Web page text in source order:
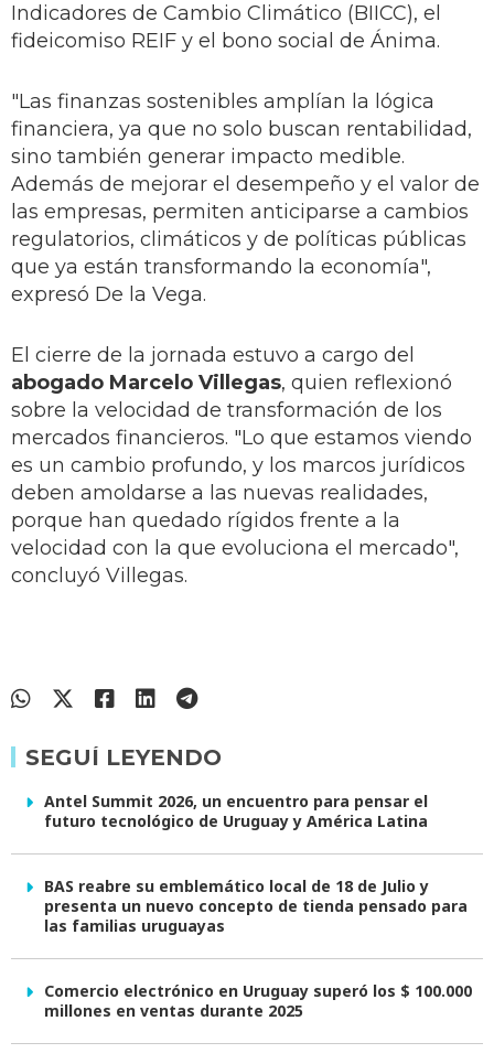
Indicadores de Cambio Climático (BIICC), el
fideicomiso REIF y el bono social de Ánima.
"Las finanzas sostenibles amplían la lógica
financiera, ya que no solo buscan rentabilidad,
sino también generar impacto medible.
Además de mejorar el desempeño y el valor de
las empresas, permiten anticiparse a cambios
regulatorios, climáticos y de políticas públicas
que ya están transformando la economía",
expresó De la Vega.
El cierre de la jornada estuvo a cargo del
abogado Marcelo Villegas, quien reflexionó
sobre la velocidad de transformación de los
mercados financieros. "Lo que estamos viendo
es un cambio profundo, y los marcos jurídicos
deben amoldarse a las nuevas realidades,
porque han quedado rígidos frente a la
velocidad con la que evoluciona el mercado",
concluyó Villegas.
SEGUÍ LEYENDO
Antel Summit 2026, un encuentro para pensar el
futuro tecnológico de Uruguay y América Latina
BAS reabre su emblemático local de 18 de Julio y
presenta un nuevo concepto de tienda pensado para
las familias uruguayas
Comercio electrónico en Uruguay superó los $ 100.000
millones en ventas durante 2025